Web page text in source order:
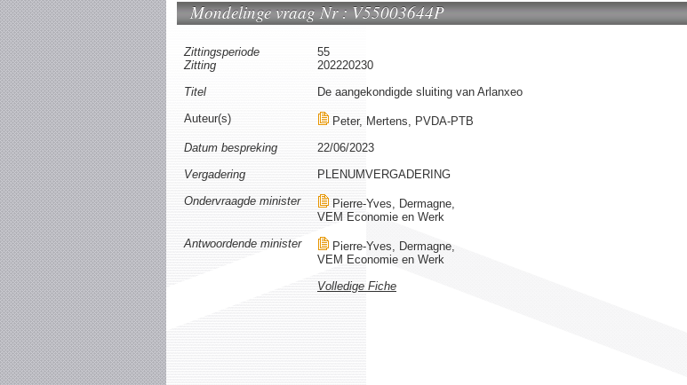
Mondelinge vraag Nr : V55003644P
Zittingsperiode
55
Zitting
202220230
Titel
De aangekondigde sluiting van Arlanxeo
Auteur(s)
Peter, Mertens, PVDA-PTB
Datum bespreking
22/06/2023
Vergadering
PLENUMVERGADERING
Ondervraagde minister
Pierre-Yves, Dermagne,
VEM Economie en Werk
Antwoordende minister
Pierre-Yves, Dermagne,
VEM Economie en Werk
Volledige Fiche